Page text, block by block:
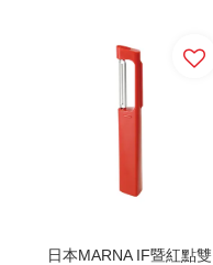
日本MARNA IF暨紅點雙